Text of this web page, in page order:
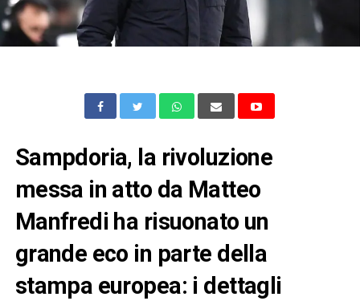
Sampdoria, la rivoluzione
messa in atto da Matteo
Manfredi ha risuonato un
grande eco in parte della
stampa europea: i dettagli